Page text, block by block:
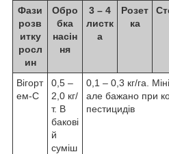
Фази
розв
итку
росл
ин
Обро
бка
насін
ня
3 – 4
листк
а
Розет
ка
Вігорт
ем-С
0,5 –
2,0 кг/
т. В
бакові
й
суміш
0,1 – 0,3 кг/га.
але бажано при
пестицидів